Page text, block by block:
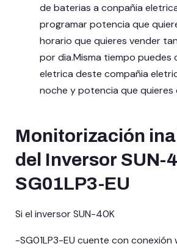
de baterias a conpañia
programar potencia que
horario que quieres vender
por dia.Misma tiempo puedes
eletrica deste compañia
noche y potencia que quieres
Monitorización
del Inversor SUN-
SG01LP3-EU
Si el inversor SUN-40K
-SG01LP3-EU cuente con conexión